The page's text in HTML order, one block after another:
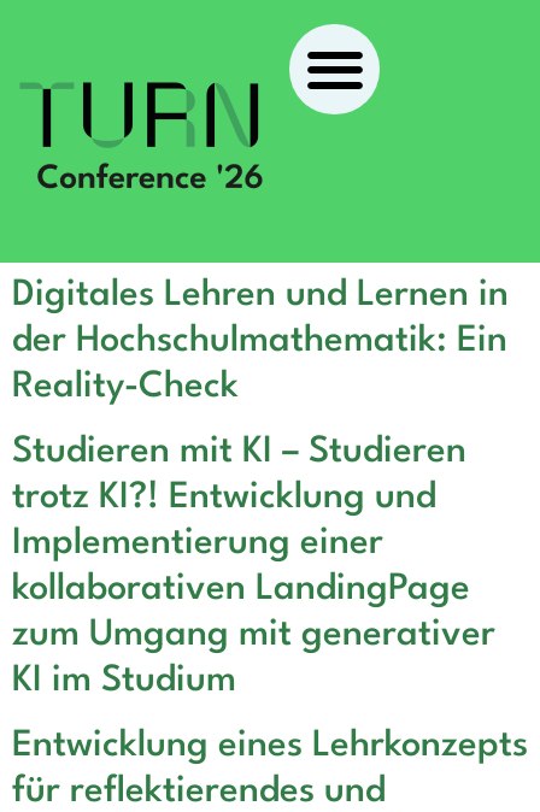
Digitales Lehren und Lernen in
der Hochschulmathematik: Ein
Reality-Check
Studieren mit KI – Studieren
trotz KI?! Entwicklung und
Implementierung einer
kollaborativen LandingPage
zum Umgang mit generativer
KI im Studium
Entwicklung eines Lehrkonzepts
für reflektierendes und